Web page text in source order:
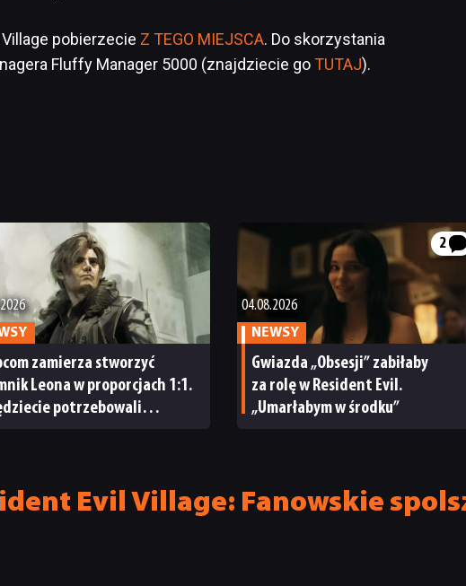
pobierzecie Z TEGO MIEJSCA. Do skorzystania
Fluffy Manager 5000 (znajdziecie goTUTAJ).
zamierza stworzyć
Leona w proporcjach 1:1.
potrzebowali
2
04.08.2026
NEWSY
Gwiazda „Obsesji” zabiłaby
za rolę w Resident Evil.
„Umarłabym w środku”
Evil Village: Fanowskie